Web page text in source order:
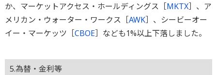
か、マーケットアクセス・ホールディングス［MKTX］、ア
メリカン・ウォーター・ワークス［AWK］、シービーオー
イー・マーケッツ［CBOE］なども1%以上下落しました。
5.為替・金利等